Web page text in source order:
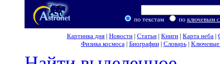
по текстам по ключевым
Картинка дня | Новости | Статьи | Книги | Карта неба |
Физика космоса| Биографии| Словарь| Ключевые